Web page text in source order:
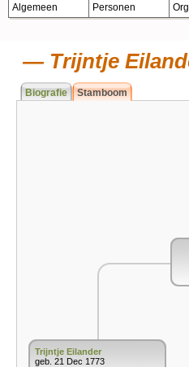
Algemeen Personen
Trijntje
Biografie Stamboom
Trijntje Eilander
geb. 21 Dec 1773